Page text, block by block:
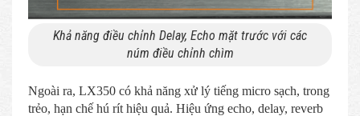
Khả năng điều chỉnh Delay, Echo mặt trước với các
núm điều chỉnh chìm
Ngoài ra, LX350 có khả năng xử lý tiếng micro sạch, trong
trẻo, hạn chế hú rít hiệu quả. Hiệu ứng echo, delay, reverb